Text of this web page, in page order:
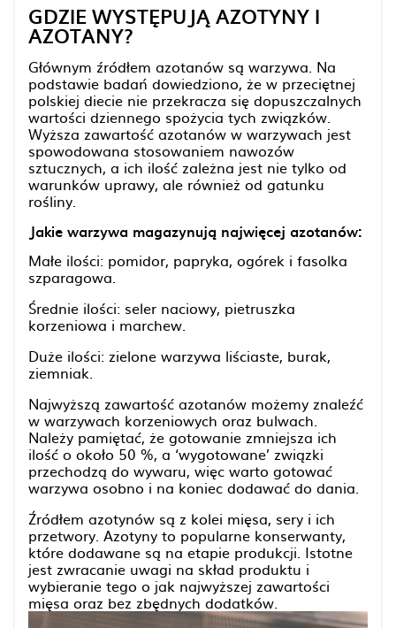
GDZIE WYSTĘPUJĄ AZOTYNY I
AZOTANY?
Głównym źródłem azotanów są warzywa. Na
podstawie badań dowiedziono, że w przeciętnej
polskiej diecie nie przekracza się dopuszczalnych
wartości dziennego spożycia tych związków.
Wyższa zawartość azotanów w warzywach jest
spowodowana stosowaniem nawozów
sztucznych, a ich ilość zależna jest nie tylko od
warunków uprawy, ale również od gatunku
rośliny.
Jakie warzywa magazynują najwięcej azotanów:
Małe ilości: pomidor, papryka, ogórek i fasolka
szparagowa.
Średnie ilości: seler naciowy, pietruszka
korzeniowa i marchew.
Duże ilości: zielone warzywa liściaste, burak,
ziemniak.
Najwyższą zawartość azotanów możemy znaleźć
w warzywach korzeniowych oraz bulwach.
Należy pamiętać, że gotowanie zmniejsza ich
ilość o około 50 %, a ‘wygotowane’ związki
przechodzą do wywaru, więc warto gotować
warzywa osobno i na koniec dodawać do dania.
Źródłem azotynów są z kolei mięsa, sery i ich
przetwory. Azotyny to popularne konserwanty,
które dodawane są na etapie produkcji. Istotne
jest zwracanie uwagi na skład produktu i
wybieranie tego o jak najwyższej zawartości
mięsa oraz bez zbędnych dodatków.